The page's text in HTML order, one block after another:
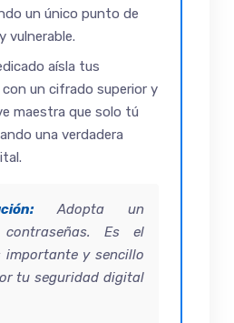
un único punto de
vulnerable.
aísla tus
un cifrado superior y
maestra que solo tú
una verdadera
Adopta un
Es el
importante y sencillo
tu seguridad digital